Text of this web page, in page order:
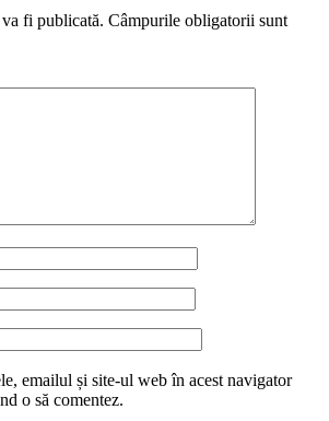
fi publicată. Câmpurile obligatorii sunt
emailul și site-ul web în acest navigator
o să comentez.